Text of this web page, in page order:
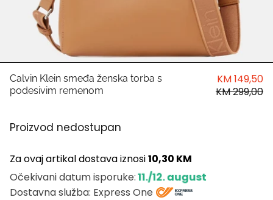
HUGO
Antony Morato
LIU JO
Harvard
Calvin Klein smeđa ženska torba s
podesivim remenom
KM 149,50
KM 299,00
Proizvod nedostupan
Za ovaj artikal dostava iznosi10,30 KM
Očekivani datum isporuke:11./12. august
Dostavna služba: Express One